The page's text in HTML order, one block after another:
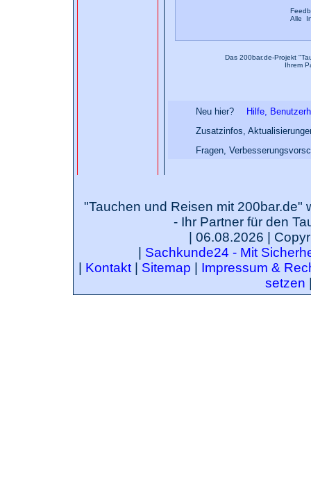
Alle
Das 200bar.de-Projekt
Ihrem
Neu hier?
Hilfe,
Zusatzinfos,
Fragen,
"Tauchen und Reisen mit 200bar.de"
- Ihr Partner für den
| 06.08.2026 |
Sachkunde24 - Mit
Kontakt| Sitemap
Impressum &
setzen